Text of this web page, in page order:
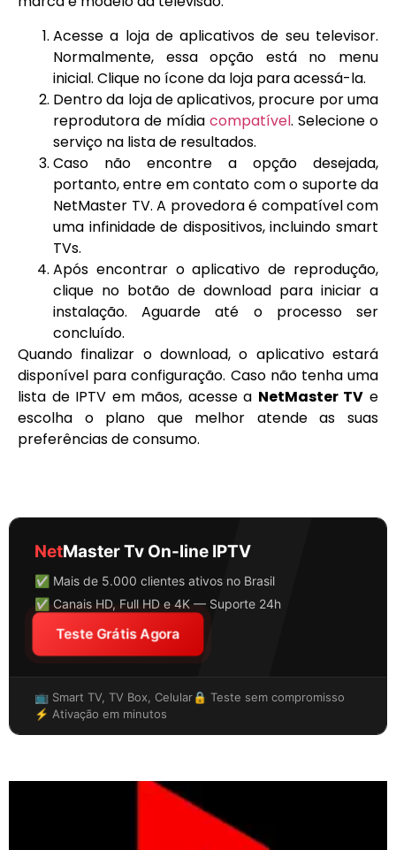
Acesse a loja de aplicativos de seu televisor.
Normalmente, essa opção está no menu
inicial. Clique no ícone da loja para acessá-la.
Dentro da loja de aplicativos, procure por uma
reprodutora de mídia compatível. Selecione o
serviço na lista de resultados.
Caso não encontre a opção desejada,
portanto, entre em contato com o suporte da
NetMaster TV. A provedora é compatível com
uma infinidade de dispositivos, incluindo smart
TVs.
Após encontrar o aplicativo de reprodução,
clique no botão de download para iniciar a
instalação. Aguarde até o processo ser
concluído.
Quando finalizar o download, o aplicativo estará
disponível para configuração. Caso não tenha uma
lista de IPTV em mãos, acesse a NetMaster TV e
escolha o plano que melhor atende as suas
preferências de consumo.
NetMaster Tv On-line IPTV
✅ Mais de 5.000 clientes ativos no Brasil
✅ Canais HD, Full HD e 4K — Suporte 24h
Teste Grátis Agora
📺 Smart TV, TV Box, Celular🔒 Teste sem compromisso
⚡ Ativação em minutos